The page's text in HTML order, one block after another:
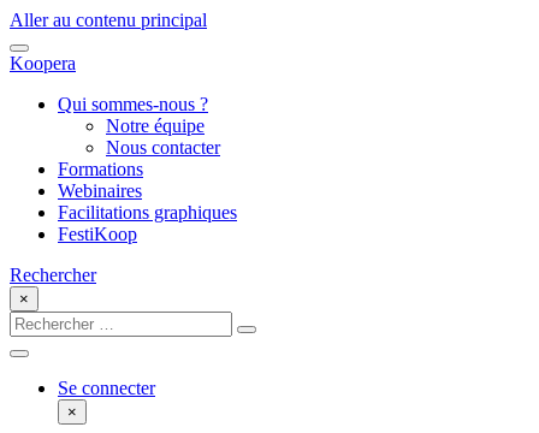
Aller au contenu principal
Koopera
Qui sommes-nous ?
Notre équipe
Nous contacter
Formations
Webinaires
Facilitations graphiques
FestiKoop
Rechercher
×
Se connecter
×